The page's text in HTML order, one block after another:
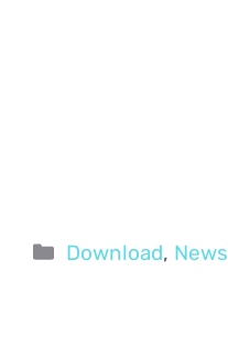
Categorie
Download, News